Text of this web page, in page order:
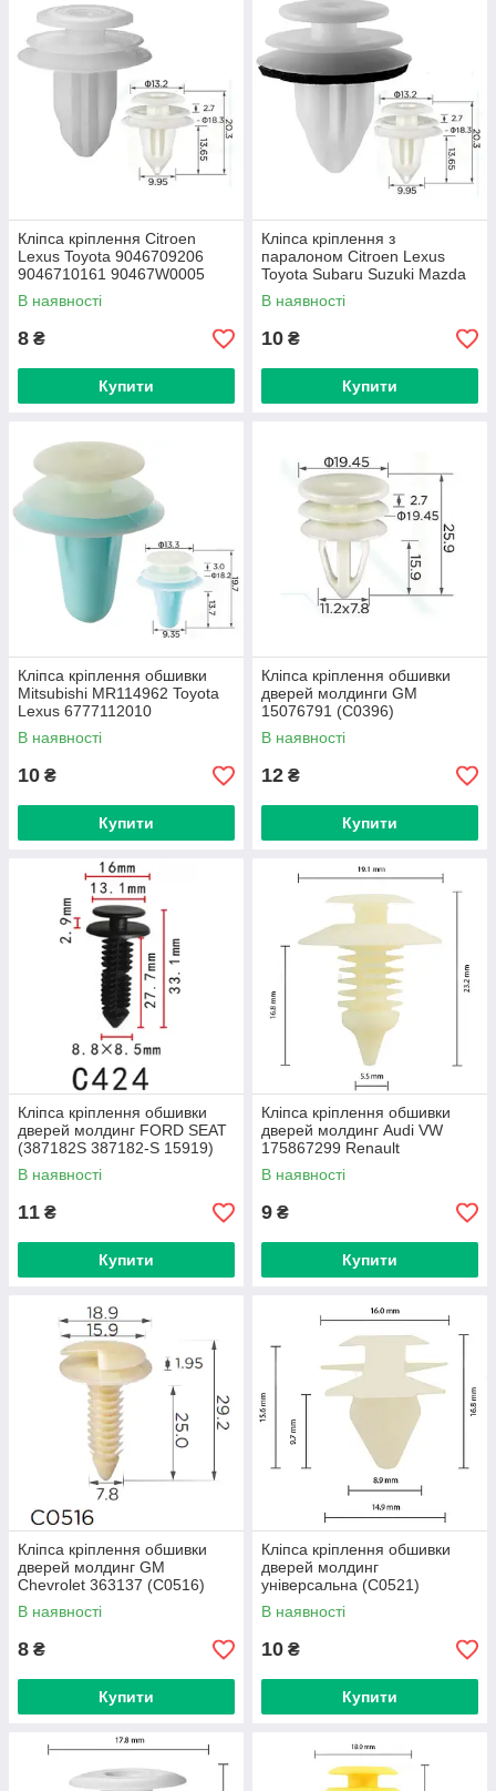
Кліпса кріплення Citroen
Lexus Toyota 9046709206
9046710161 90467W0005
Subaru Suzuki Mazda Kia
Hyundai (C0391)
В наявності
8 ₴
Купити
Кліпса кріплення з
паралоном Citroen Lexus
Toyota Subaru Suzuki Mazda
Kia Hyundai Honda GM
(C0391)
В наявності
10 ₴
Купити
Кліпса кріплення обшивки
Mitsubishi MR114962 Toyota
Lexus 6777112010
6295520040 6777130060
(C0392)
В наявності
10 ₴
Купити
Кліпса кріплення обшивки
дверей молдинги GM
15076791 (C0396)
В наявності
12 ₴
Купити
Кліпса кріплення обшивки
дверей молдинг FORD SEAT
(387182S 387182-S 15919)
(C0424)
В наявності
11 ₴
Купити
Кліпса кріплення обшивки
дверей молдинг Audi VW
175867299 Renault
8934201681 (C0458)
В наявності
9 ₴
Купити
Кліпса кріплення обшивки
дверей молдинг GM
Chevrolet 363137 (C0516)
В наявності
8 ₴
Купити
Кліпса кріплення обшивки
дверей молдинг
універсальна (C0521)
В наявності
10 ₴
Купити